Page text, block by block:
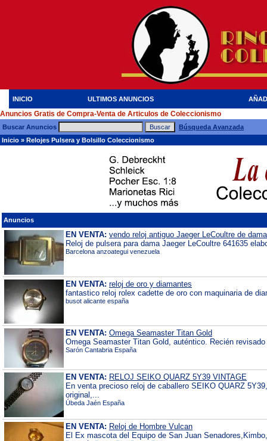
INICIO ULTIMOS ANUNCIOS
Anuncios Gratis de Compra-Venta de Articulos de Coleccionismo
Buscar Anuncios
Búsqueda Avanzada
Inicio » Relojes Pulsera y Bolsillo Coleccionismo
Anuncios
EN VENTA: vendo reloj antiguo Jaeger LeCoultre de
Reloj de pulsera para dama Jaeger LeCoultre 641635
Barcelona anzoategui venezuela
EN VENTA: reloj de oro y diamantes
fantastico reloj rolex cadette de oro con maquinaria de
busot alicante españa
EN VENTA: Omega Seamaster Titan Gold
Omega Seamaster Titan Gold, auténtico. Recién
Sarón Cantabria España
EN VENTA: RELOJ SEIKO QUARZ 5Y39 VINTAGE
En venta precioso reloj de caballero SEIKO QUARZ
original,...
Úbeda Jaén España
EN VENTA: Reloj de Hombre Vulcan
El Ex mascota del Equipo de San Juan